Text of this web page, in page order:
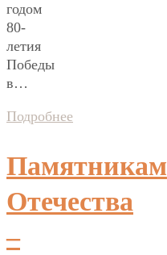
годом
80-
летия
Победы
в…
Подробнее
Памятникам
Отечества
–